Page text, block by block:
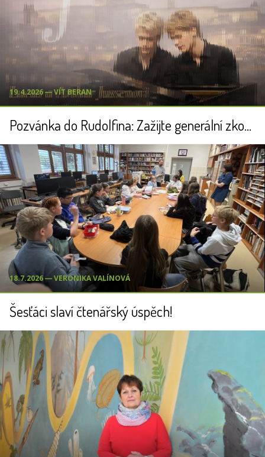
19.4.2026 ― VÍT BERAN
Pozvánka do Rudolfina: Zažijte generální zkoušku světového klavírního dua
18.7.2026 ― VERONIKA VALÍNOVÁ
Šesťáci slaví čtenářský úspěch!